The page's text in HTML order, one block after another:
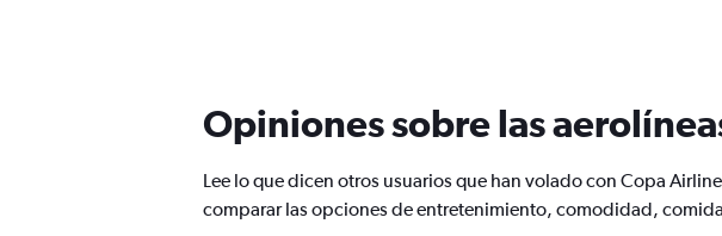
chart
has
Y
axis
Opiniones sobre las
Lee lo que dicen otros usuarios que han volado con Copa
comparar las opciones de entretenimiento, comodidad,